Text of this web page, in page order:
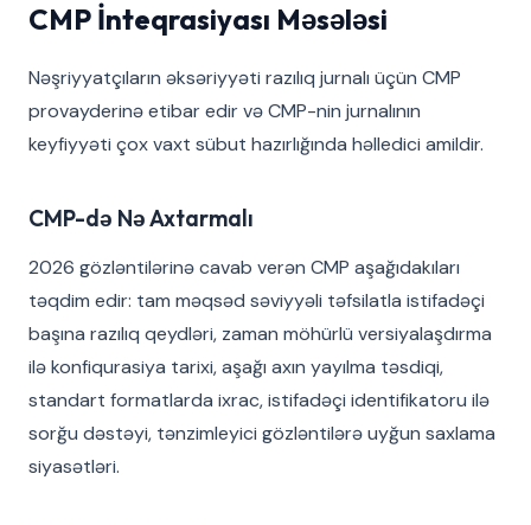
CMP İnteqrasiyası Məsələsi
Nəşriyyatçıların əksəriyyəti razılıq jurnalı üçün CMP
provayderinə etibar edir və CMP-nin jurnalının
keyfiyyəti çox vaxt sübut hazırlığında həlledici amildir.
CMP-də Nə Axtarmalı
2026 gözləntilərinə cavab verən CMP aşağıdakıları
təqdim edir: tam məqsəd səviyyəli təfsilatla istifadəçi
başına razılıq qeydləri, zaman möhürlü versiyalaşdırma
ilə konfiqurasiya tarixi, aşağı axın yayılma təsdiqi,
standart formatlarda ixrac, istifadəçi identifikatoru ilə
sorğu dəstəyi, tənzimleyici gözləntilərə uyğun saxlama
siyasətləri.